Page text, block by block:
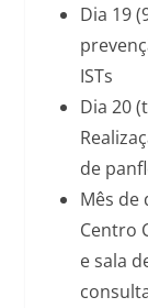
Dia 19
ISTs
Dia 20
de
Mês de
Centro
e sala